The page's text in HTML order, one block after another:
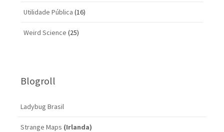
Utilidade Pública (16)
Weird Science (25)
Blogroll
Ladybug Brasil
Strange Maps (Irlanda)